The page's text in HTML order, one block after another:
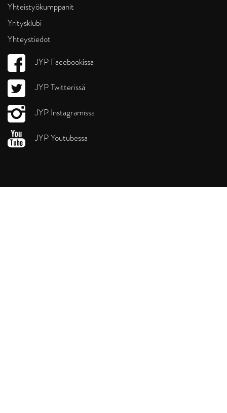
Yhteistyökumppanit
Yritysklubi
Yhteystiedot
JYP Facebookissa
JYP Twitterissä
JYP Instagramissa
JYP Youtubessa